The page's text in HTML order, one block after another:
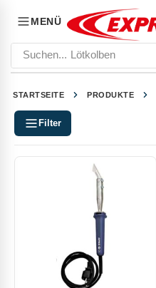
MENÜ
Suchen... Lötkolben
STARTSEITE PRODUKTE
Filter